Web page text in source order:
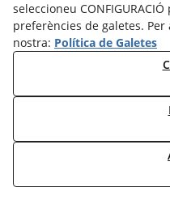
seleccioneu
preferències de galetes.
nostra: Política de Galetes